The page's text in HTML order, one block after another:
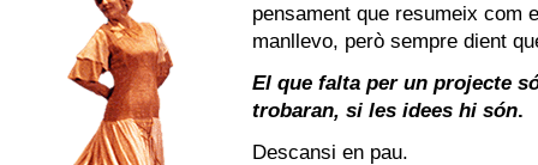
pensament que resumeix com
manllevo, però sempre dient
El que falta per un projecte
trobaran, si les idees hi són.
Descansi en pau.